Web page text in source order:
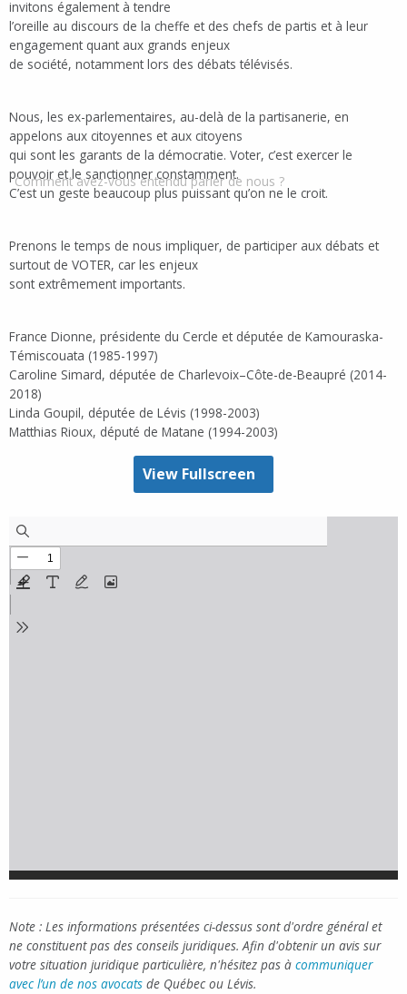
invitons également à tendre
l’oreille au discours de la cheffe et des chefs de partis et à leur
engagement quant aux grands enjeux
de société, notamment lors des débats télévisés.
Nous, les ex-parlementaires, au-delà de la partisanerie, en
appelons aux citoyennes et aux citoyens
qui sont les garants de la démocratie. Voter, c’est exercer le
pouvoir et le sanctionner constamment.
C’est un geste beaucoup plus puissant qu’on ne le croit.
Prenons le temps de nous impliquer, de participer aux débats et
surtout de VOTER, car les enjeux
sont extrêmement importants.
France Dionne, présidente du Cercle et députée de Kamouraska-
Témiscouata (1985-1997)
Caroline Simard, députée de Charlevoix–Côte-de-Beaupré (2014-
2018)
Linda Goupil, députée de Lévis (1998-2003)
Matthias Rioux, député de Matane (1994-2003)
View Fullscreen
Note : Les informations présentées ci-dessus sont d'ordre général et
ne constituent pas des conseils juridiques. Afin d'obtenir un avis sur
votre situation juridique particulière, n'hésitez pas à communiquer
avec l’un de nos avocats de Québec ou Lévis.
Comment avez-vous entendu parler de nous ?